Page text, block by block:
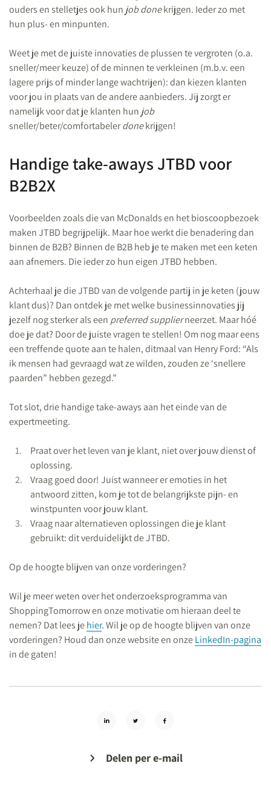
ouders en stelletjes ook hun job donekrijgen. Ieder zo met
hun plus- en minpunten.
Weet je met de juiste innovaties de plussen te vergroten (o.a.
sneller/meer keuze) of de minnen te verkleinen (m.b.v. een
lagere prijs of minder lange wachtrijen): dan kiezen klanten
voor jou in plaats van de andere aanbieders. Jij zorgt er
namelijk voor dat je klanten hun job
sneller/beter/comfortabelerdonekrijgen!
Handige take-aways JTBD voor
B2B2X
Voorbeelden zoals die van McDonalds en het bioscoopbezoek
maken JTBD begrijpelijk. Maar hoe werkt die benadering dan
binnen de B2B? Binnen de B2B heb je te maken met een keten
aan afnemers. Die ieder zo hun eigen JTBD hebben.
Achterhaal je die JTBD van de volgende partij in je keten (jouw
klant dus)? Dan ontdek je met welke businessinnovaties jij
jezelf nog sterker als een preferred supplierneerzet. Maar hóé
doe je dat? Door de juiste vragen te stellen! Om nog maar eens
een treffende quote aan te halen, ditmaal van Henry Ford: “Als
ik mensen had gevraagd wat ze wilden, zouden ze ‘snellere
paarden” hebben gezegd.”
Tot slot, drie handige take-aways aan het einde van de
expertmeeting.
Praat over het leven van je klant, niet over jouw dienst of
oplossing.
Vraag goed door! Juist wanneer er emoties in het
antwoord zitten, kom je tot de belangrijkste pijn- en
winstpunten voor jouw klant.
Vraag naar alternatieven oplossingen die je klant
gebruikt: dit verduidelijkt de JTBD.
Op de hoogte blijven van onze vorderingen?
Wil je meer weten over het onderzoeksprogramma van
ShoppingTomorrow en onze motivatie om hieraan deel te
nemen? Dat lees jehier. Wil je op de hoogte blijven van onze
vorderingen? Houd dan onze website en onzeLinkedIn-pagina
in de gaten!
Delen per e-mail